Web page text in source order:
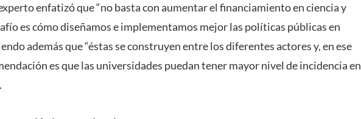
enfatizó que “no basta con aumentar el financiamiento en ciencia y
es cómo diseñamos e implementamos mejor las políticas públicas en
además que “éstas se construyen entre los diferentes actores y, en ese
es que las universidades puedan tener mayor nivel de incidencia en